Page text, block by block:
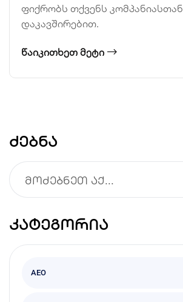
ფიქრობს თქვენს კომპანიასთან
დაკავშირებით.
ᲬᲐᲘᲙᲘᲗᲮᲔᲗ ᲛᲔᲢᲘ
ძებნა
კატეგორია
AEO